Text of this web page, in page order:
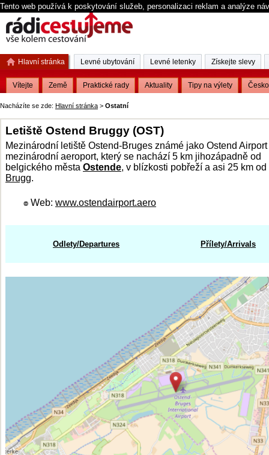
Tento web používá k poskytování služeb, personalizaci reklam a analýze
Nacházíte se zde: Hlavní stránka > Ostatní
Letiště Ostend Bruggy (OST)
Mezinárodní letiště Ostend-Bruges známé jako Ostend
mezinárodní aeroport, který se nachází 5 km jihozápadně od
belgického města Ostende, v blízkosti pobřeží a asi 25 km od
Brugg.
Web: www.ostendairport.aero
Odlety/Departures Přílety/Arrivals
Hlavní stránka
Vítejte Země Praktické rady Aktuality Tipy na výlety Česko
Levné ubytování Levné letenky Získejte slevy